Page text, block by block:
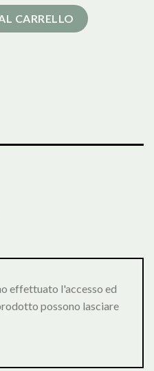
CARRELLO
effettuato l'accesso ed
possono lasciare